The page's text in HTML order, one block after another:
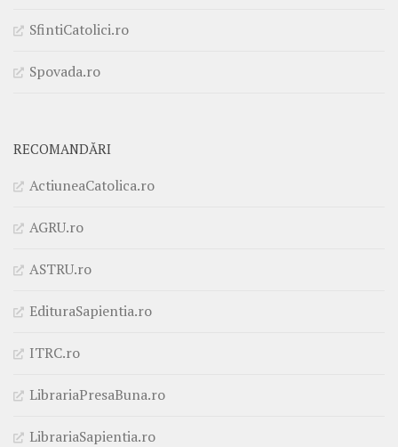
SfintiCatolici.ro
Spovada.ro
RECOMANDĂRI
ActiuneaCatolica.ro
AGRU.ro
ASTRU.ro
EdituraSapientia.ro
ITRC.ro
LibrariaPresaBuna.ro
LibrariaSapientia.ro